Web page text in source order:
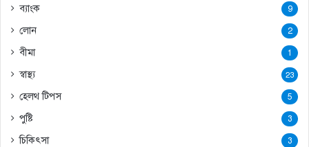
ব্যাংক 9
লোন 2
বীমা 1
স্বাস্থ্য 23
হেলথ টিপস 5
পুষ্টি 3
চিকিৎসা 3